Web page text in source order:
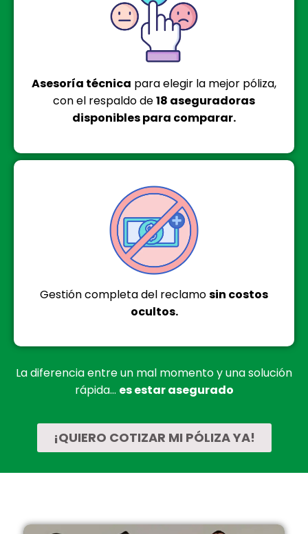
Asesoría técnica para elegir la mejor póliza,
con el respaldo de18 aseguradoras
disponibles para comparar.
Gestión completa del reclamosin costos
ocultos.
La diferencia entre un mal momento y una solución
rápida… es estar asegurado
¡QUIERO COTIZAR MI PÓLIZA YA!